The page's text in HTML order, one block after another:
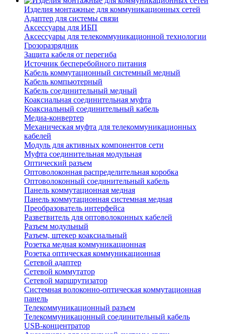
Изделия монтажные для коммуникационных сетей
Адаптер для системы связи
Аксессуары для ИБП
Аксессуары для телекоммуникационной технологии
Грозоразрядник
Защита кабеля от перегиба
Источник бесперебойного питания
Кабель коммутационный системный медный
Кабель компьютерный
Кабель соединительный медный
Коаксиальная соединительная муфта
Коаксиальный соединительный кабель
Медиа-конвертер
Механическая муфта для телекоммуникационных
кабелей
Модуль для активных компонентов сети
Муфта соединительная модульная
Оптический разъем
Оптоволоконная распределительная коробка
Оптоволоконный соединительный кабель
Панель коммутационная медная
Панель коммутационная системная медная
Преобразователь интерфейса
Разветвитель для оптоволоконных кабелей
Разъем модульный
Разъем, штекер коаксиальный
Розетка медная коммуникационная
Розетка оптическая коммуникационная
Сетевой адаптер
Сетевой коммутатор
Сетевой маршрутизатор
Системная волоконно-оптическая коммутационная
панель
Телекоммуникационный разъем
Телекоммуникацонный соединительный кабель
USB-концентратор